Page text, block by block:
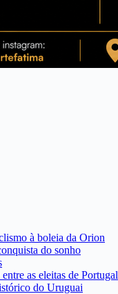
à boleia da Orion
do sonho
as eleitas de Portugal
do Uruguai